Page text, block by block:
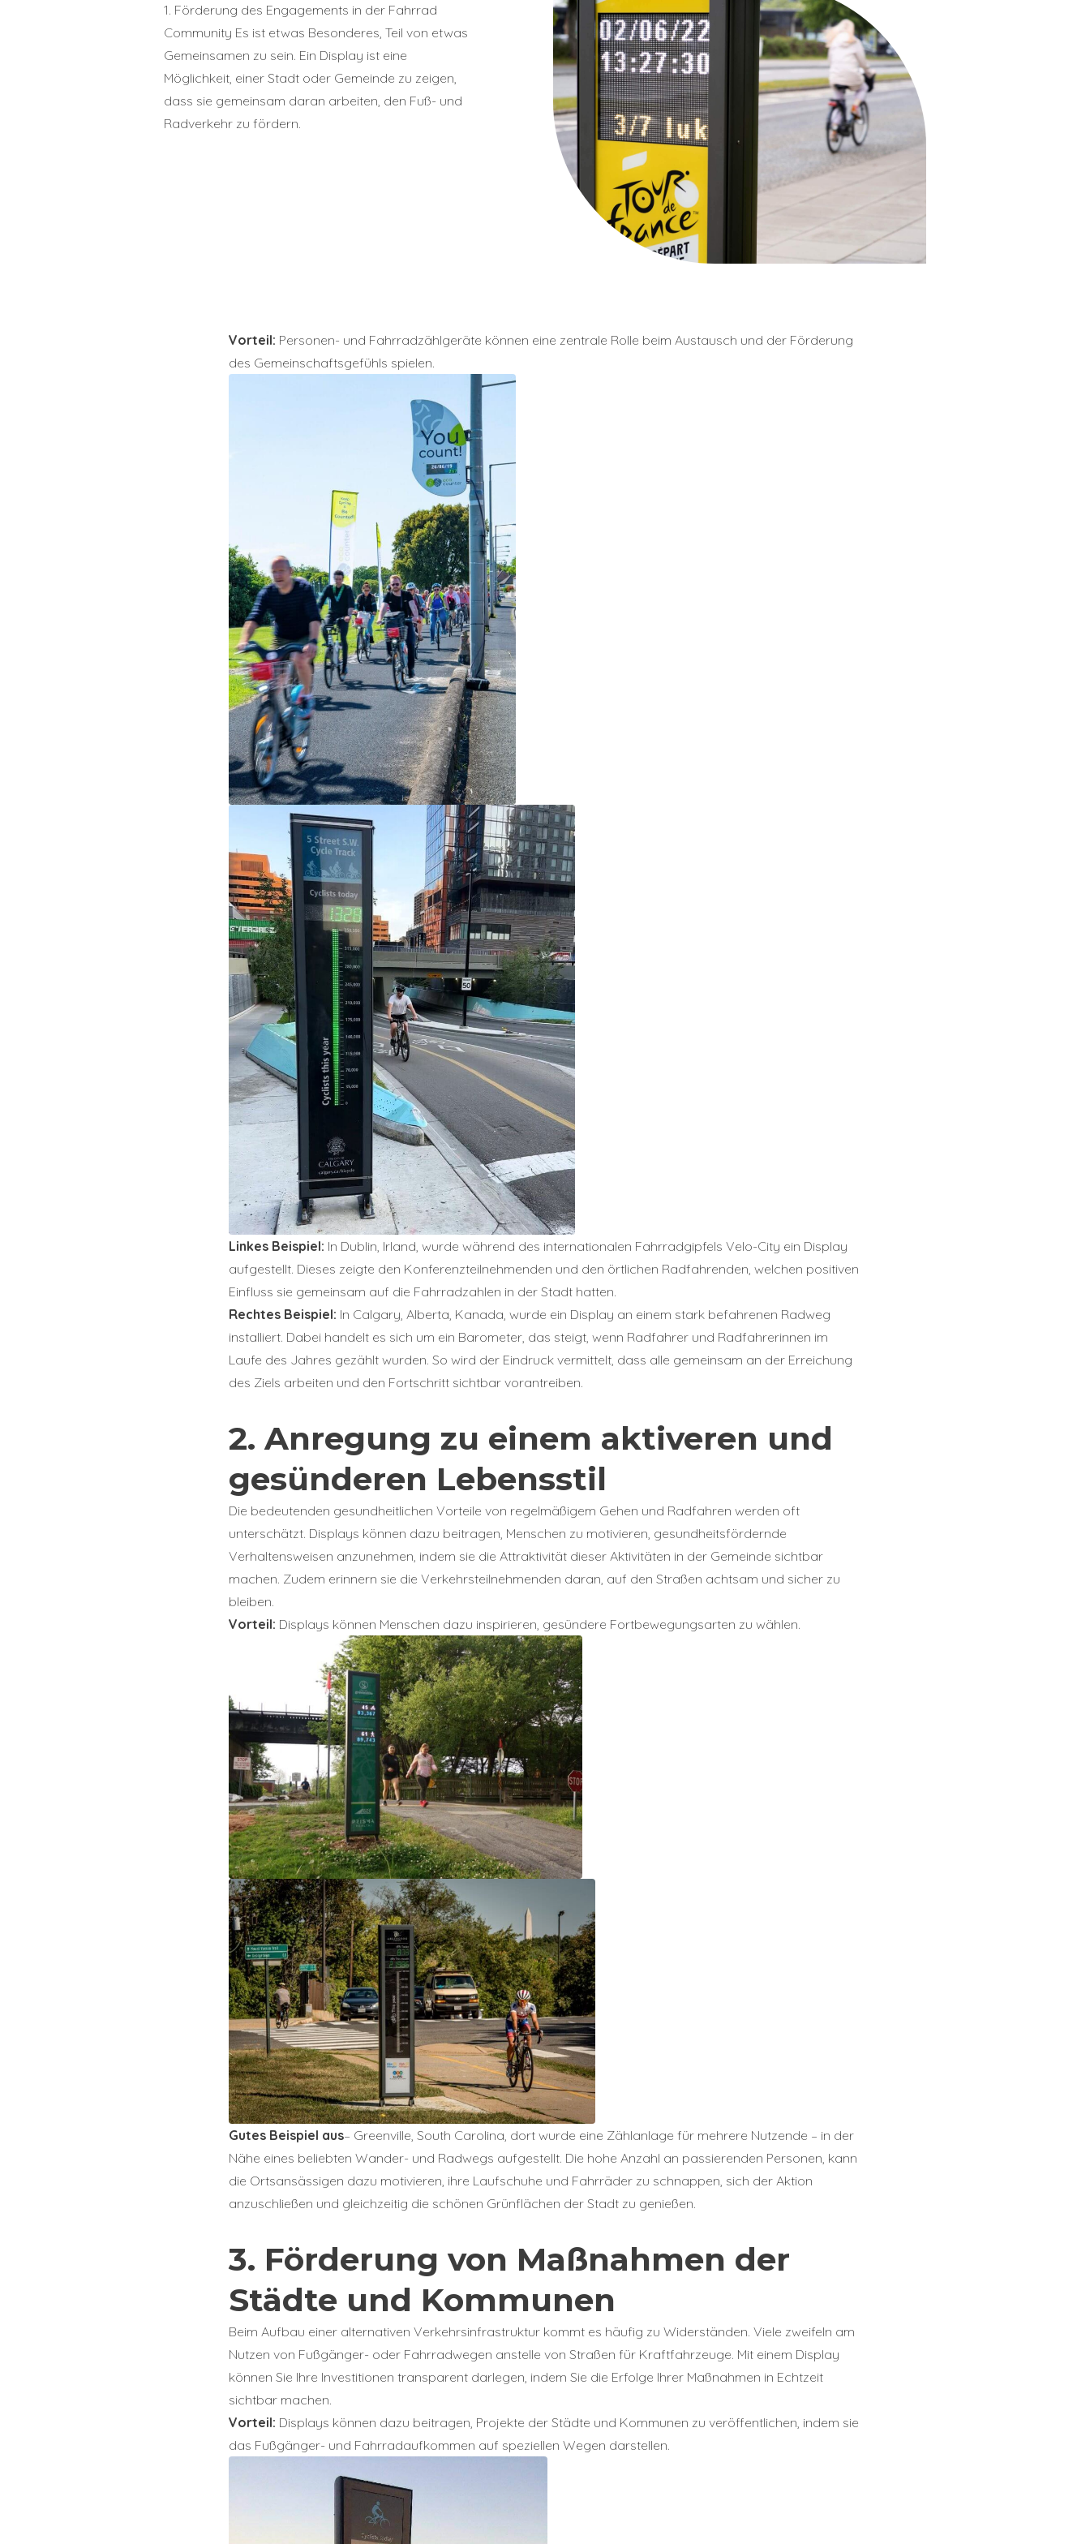
1. Förderung des Engagements in der Fahrrad
Community Es ist etwas Besonderes, Teil von etwas
Gemeinsamen zu sein. Ein Display ist eine
Möglichkeit, einer Stadt oder Gemeinde zu zeigen,
dass sie gemeinsam daran arbeiten, den Fuß- und
Radverkehr zu fördern.
Vorteil: Personen- und Fahrradzählgeräte können eine zentrale Rolle beim Austausch und der Förderung
des Gemeinschaftsgefühls spielen.
Linkes Beispiel: In Dublin, Irland, wurde während des internationalen Fahrradgipfels Velo-City ein Display
aufgestellt. Dieses zeigte den Konferenzteilnehmenden und den örtlichen Radfahrenden, welchen positiven
Einfluss sie gemeinsam auf die Fahrradzahlen in der Stadt hatten.
Rechtes Beispiel: In Calgary, Alberta, Kanada, wurde ein Display an einem stark befahrenen Radweg
installiert. Dabei handelt es sich um ein Barometer, das steigt, wenn Radfahrer und Radfahrerinnen im
Laufe des Jahres gezählt wurden. So wird der Eindruck vermittelt, dass alle gemeinsam an der Erreichung
des Ziels arbeiten und den Fortschritt sichtbar vorantreiben.
2. Anregung zu einem aktiveren und
gesünderen Lebensstil
Die bedeutenden gesundheitlichen Vorteile von regelmäßigem Gehen und Radfahren werden oft
unterschätzt. Displays können dazu beitragen, Menschen zu motivieren, gesundheitsfördernde
Verhaltensweisen anzunehmen, indem sie die Attraktivität dieser Aktivitäten in der Gemeinde sichtbar
machen. Zudem erinnern sie die Verkehrsteilnehmenden daran, auf den Straßen achtsam und sicher zu
bleiben.
Vorteil: Displays können Menschen dazu inspirieren, gesündere Fortbewegungsarten zu wählen.
Gutes Beispiel aus– Greenville, South Carolina, dort wurde eine Zählanlage für mehrere Nutzende – in der
Nähe eines beliebten Wander- und Radwegs aufgestellt. Die hohe Anzahl an passierenden Personen, kann
die Ortsansässigen dazu motivieren, ihre Laufschuhe und Fahrräder zu schnappen, sich der Aktion
anzuschließen und gleichzeitig die schönen Grünflächen der Stadt zu genießen.
3. Förderung von Maßnahmen der
Städte und Kommunen
Beim Aufbau einer alternativen Verkehrsinfrastruktur kommt es häufig zu Widerständen. Viele zweifeln am
Nutzen von Fußgänger- oder Fahrradwegen anstelle von Straßen für Kraftfahrzeuge. Mit einem Display
können Sie Ihre Investitionen transparent darlegen, indem Sie die Erfolge Ihrer Maßnahmen in Echtzeit
sichtbar machen.
Vorteil: Displays können dazu beitragen, Projekte der Städte und Kommunen zu veröffentlichen, indem sie
das Fußgänger- und Fahrradaufkommen auf speziellen Wegen darstellen.
Annuler Enlever de ma liste
Retour Voir ma liste
Annuler Enlever de ma liste
Retour Voir ma liste
Annuler Enlever de ma liste
Retour Voir ma liste